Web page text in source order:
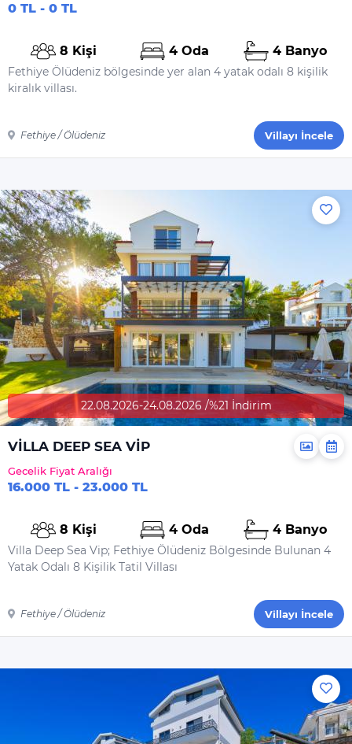
0 TL - 0 TL
8 Kişi 4 Oda 4 Banyo
Fethiye Ölüdeniz bölgesinde yer alan 4 yatak odalı 8 kişilik
kiralık villası.
Fethiye / Ölüdeniz Villayı İncele
22.08.2026-24.08.2026 /%21 İndirim
VİLLA DEEP SEA VİP
Gecelik Fiyat Aralığı
16.000 TL - 23.000 TL
8 Kişi 4 Oda 4 Banyo
Villa Deep Sea Vip; Fethiye Ölüdeniz Bölgesinde Bulunan 4
Yatak Odalı 8 Kişilik Tatil Villası
Fethiye / Ölüdeniz Villayı İncele